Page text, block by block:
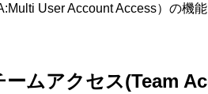
User Account Access）の機
ームアクセス(Team